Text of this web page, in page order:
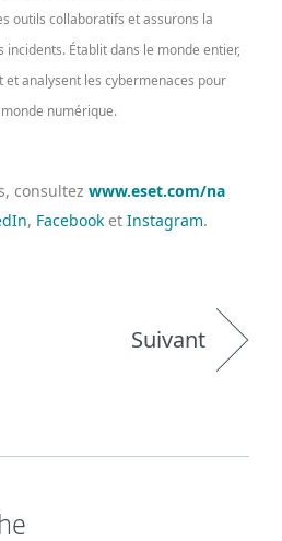
outils collaboratifs et assurons la
Établit dans le monde entier,
et analysent les cybermenaces pour
numérique.
consultez www.eset.com/na
, Facebook et Instagram.
Suivant